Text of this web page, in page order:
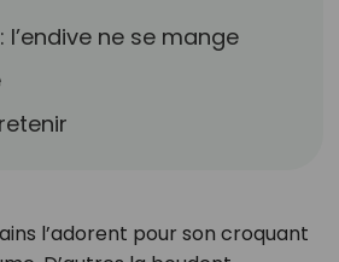
l’endive ne se mange
l’adorent pour son croquant